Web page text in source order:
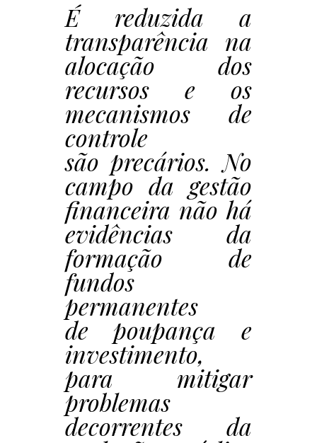
É reduzida a
transparência na
alocação dos
recursos e os
mecanismos de
controle
são precários. No
campo da gestão
financeira não há
evidências da
formação de
fundos
permanentes
de poupança e
investimento,
para mitigar
problemas
decorrentes da